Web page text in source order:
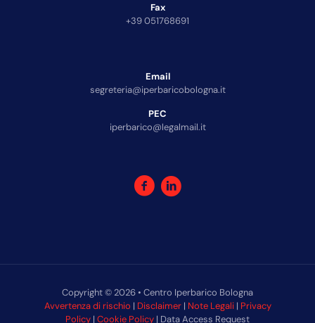
Fax
+39 051768691
Email
segreteria@iperbaricobologna.it
PEC
iperbarico@legalmail.it
Copyright © 2026 • Centro Iperbarico Bologna
Avvertenza di rischio | Disclaimer| Note Legali| Privacy
Policy | Cookie Policy | Data Access Request